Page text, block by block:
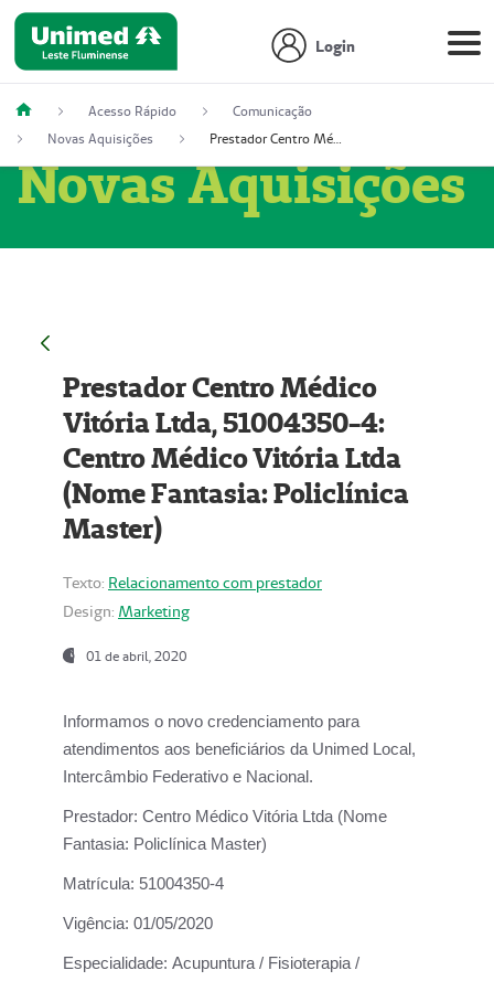
Login
Acesso Rápido
Comunicação
Novas Aquisições
Prestador Centro Médico Vitória Ltda, 51004350-4: Centro Médico Vitória Ltda (Nome Fantasia: Policlínica Master)
Novas Aquisições
Prestador Centro Médico
Vitória Ltda, 51004350-4:
Centro Médico Vitória Ltda
(Nome Fantasia: Policlínica
Master)
Texto: Relacionamento com prestador
Design: Marketing
01 de abril, 2020
Informamos o novo credenciamento para
atendimentos aos beneficiários da Unimed Local,
Intercâmbio Federativo e Nacional.
Prestador: Centro Médico Vitória Ltda (Nome
Fantasia: Policlínica Master)
Matrícula: 51004350-4
Vigência: 01/05/2020
Especialidade: Acupuntura / Fisioterapia /